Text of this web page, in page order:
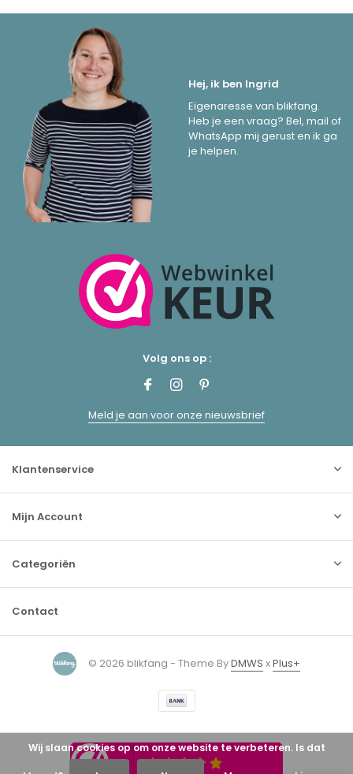
Hej, ik ben Ingrid
Eigenaresse van blikfang.
Heb je een vraag? Bel, mail of
WhatsApp mij gerust en ik ga
je helpen.
Volg ons op :
Meld je aan voor onze nieuwsbrief
Klantenservice
Mijn Account
Categoriën
Contact
© 2026 blikfang - Theme ByDMWS xPlus+
Wij slaan cookies op om onze website te verbeteren. Is dat